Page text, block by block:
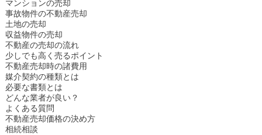
マンションの売却
事故物件の不動産売却
土地の売却
収益物件の売却
不動産の売却の流れ
少しでも高く売るポイント
不動産売却時の諸費用
媒介契約の種類とは
必要な書類とは
どんな業者が良い？
よくある質問
不動産売却価格の決め方
相続相談